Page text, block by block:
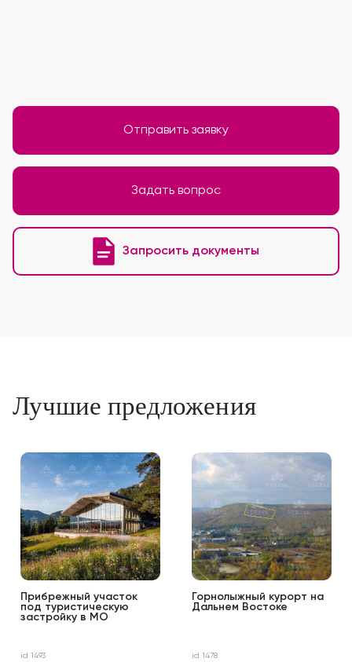
Отправить заявку
Задать вопрос
Запросить документы
Лучшие предложения
Прибрежный участок
под туристическую
застройку в МО
id 1493
Горнолыжный курорт на
Дальнем Востоке
id 1478